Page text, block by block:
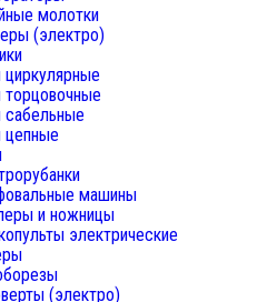
молотки
(электро)
машины
и ножницы
электрические
(электро)